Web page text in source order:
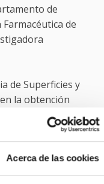
Acerca de las cookies
de
de
de Superficies y
la obtención
nobles, una
revolucionan
la